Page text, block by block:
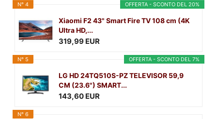
OFFERTA - SCONTO DEL 20%
N° 4
Xiaomi F2 43" Smart Fire TV 108 cm (4K
Ultra HD,...
319,99 EUR
OFFERTA - SCONTO DEL 7%
N° 5
LG HD 24TQ510S-PZ TELEVISOR 59,9
CM (23.6") SMART...
143,60 EUR
N° 6